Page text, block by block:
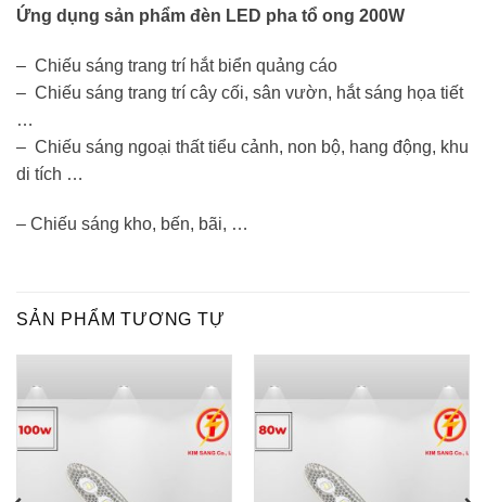
Ứng dụng sản phẩm đèn LED pha tổ ong 200W
– Chiếu sáng trang trí hắt biển quảng cáo
– Chiếu sáng trang trí cây cối, sân vườn, hắt sáng họa tiết
…
– Chiếu sáng ngoại thất tiểu cảnh, non bộ, hang động, khu
di tích …
– Chiếu sáng kho, bến, bãi, …
SẢN PHẨM TƯƠNG TỰ